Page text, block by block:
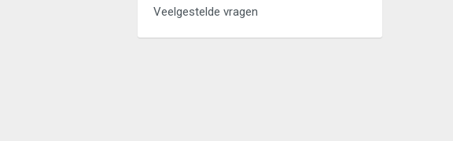
Veelgestelde vragen